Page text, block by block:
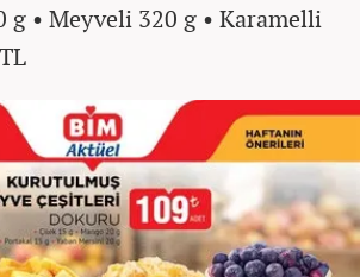
g • Meyveli 320 g • Karamelli